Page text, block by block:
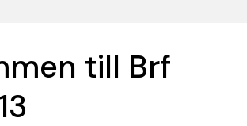
till Brf